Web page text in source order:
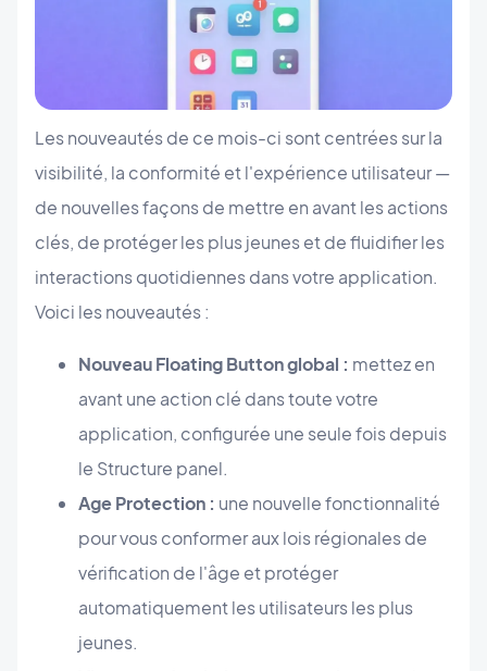
Les nouveautés de ce mois-ci sont centrées sur la
visibilité, la conformité et l'expérience utilisateur —
de nouvelles façons de mettre en avant les actions
clés, de protéger les plus jeunes et de fluidifier les
interactions quotidiennes dans votre application.
Voici les nouveautés :
Nouveau Floating Button global : mettez en
avant une action clé dans toute votre
application, configurée une seule fois depuis
le Structure panel.
Age Protection : une nouvelle fonctionnalité
pour vous conformer aux lois régionales de
vérification de l'âge et protéger
automatiquement les utilisateurs les plus
jeunes.